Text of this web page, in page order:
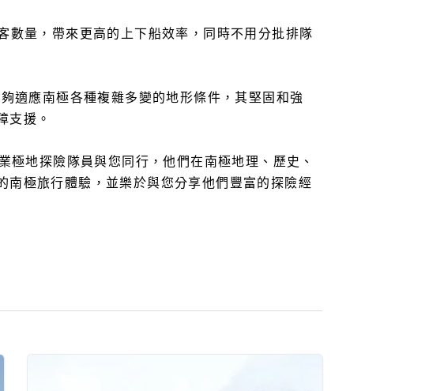
數量，帶來更高的上下船效率，同時不用分批排隊
適應南極各種複雜多變的地形條件，其堅固和強
支援。
地探險隊員與您同行，他們在南極地理、歷史、
極旅行體驗，並樂於與您分享他們豐富的探險經